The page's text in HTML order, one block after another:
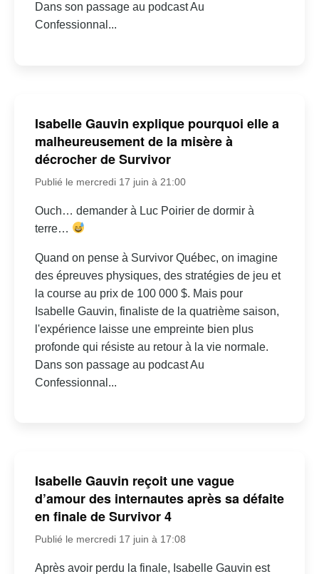
Dans son passage au podcast Au
Confessionnal...
Isabelle Gauvin explique pourquoi elle a
malheureusement de la misère à
décrocher de Survivor
Publié le mercredi 17 juin à 21:00
Ouch… demander à Luc Poirier de dormir à
terre…
Quand on pense à Survivor Québec, on imagine
des épreuves physiques, des stratégies de jeu et
la course au prix de 100 000 $. Mais pour
Isabelle Gauvin, finaliste de la quatrième saison,
l'expérience laisse une empreinte bien plus
profonde qui résiste au retour à la vie normale.
Dans son passage au podcast Au
Confessionnal...
Isabelle Gauvin reçoit une vague
d’amour des internautes après sa défaite
en finale de Survivor 4
Publié le mercredi 17 juin à 17:08
Après avoir perdu la finale, Isabelle Gauvin est